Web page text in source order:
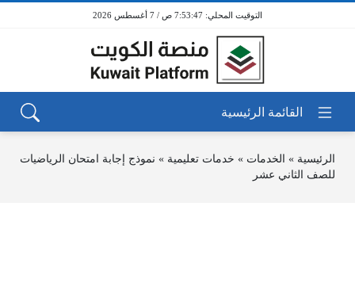
7:53:47 ص / 7 أغسطس 2026
الرئيسية » الخدمات » خدمات تعليمية » نموذج إجابة امتحان الرياضيات
للصف الثاني عشر